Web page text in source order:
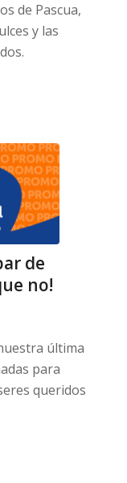
de Pascua,
y las
de
no!
última
para
queridos